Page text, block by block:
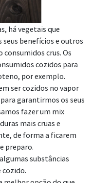
há vegetais que
benefícios e outros
crus. Os
cozidos para
por exemplo.
ser cozidos no vapor
garantirmos os seus
fazer um mix
mais cruas e
de forma a ficarem
preparo.
substâncias
cozido.